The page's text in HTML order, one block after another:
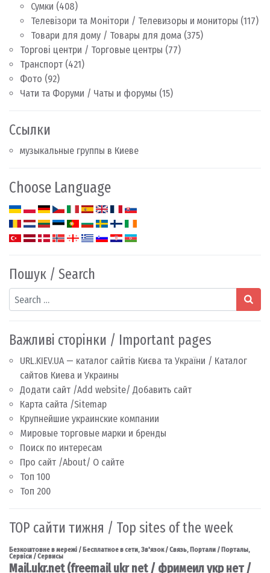
Сумки (408)
Телевізори та Монітори / Телевизоры и мониторы (117)
Товари для дому / Товары для дома (375)
Торгові центри / Торговые центры (77)
Транспорт (421)
Фото (92)
Чати та Форуми / Чаты и форумы (15)
Ссылки
музыкальные группы в Киеве
Choose Language
Пошук / Search
Search
Важливі сторінки / Important pages
URL.KIEV.UA — каталог сайтів Києва та України / Каталог
сайтов Киева и Украины
Додати сайт /Add website/ Добавить сайт
Карта сайта /Sitemap
Крупнейшие украинские компании
Мировые торговые марки и бренды
Поиск по интересам
Про сайт /About/ О сайте
Топ 100
Топ 200
TOP сайти тижня / Top sites of the week